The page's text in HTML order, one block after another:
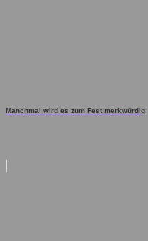
Manchmal wird es zum Fest merkwürdig